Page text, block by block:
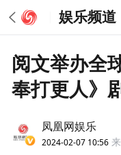
娱乐频道
阅文举办全
奉打更人》
凤凰网娱乐
2024-02-07 10:56